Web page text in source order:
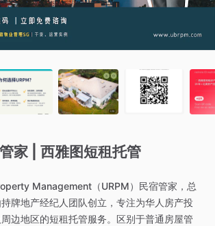
家 西雅图短租托管
Management（URPM）民宿管家，总
牌地产经纪人团队创立，专注为华人房产投
边地区的短租托管服务。区别于普通房屋管